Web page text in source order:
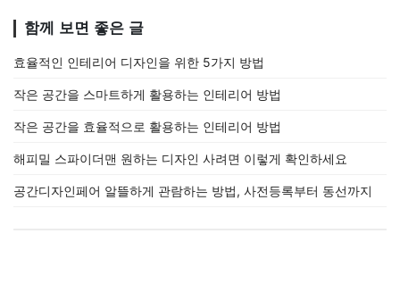
함께 보면 좋은 글
효율적인 인테리어 디자인을 위한 5가지 방법
작은 공간을 스마트하게 활용하는 인테리어 방법
작은 공간을 효율적으로 활용하는 인테리어 방법
해피밀 스파이더맨 원하는 디자인 사려면 이렇게 확인하세요
공간디자인페어 알뜰하게 관람하는 방법, 사전등록부터 동선까지